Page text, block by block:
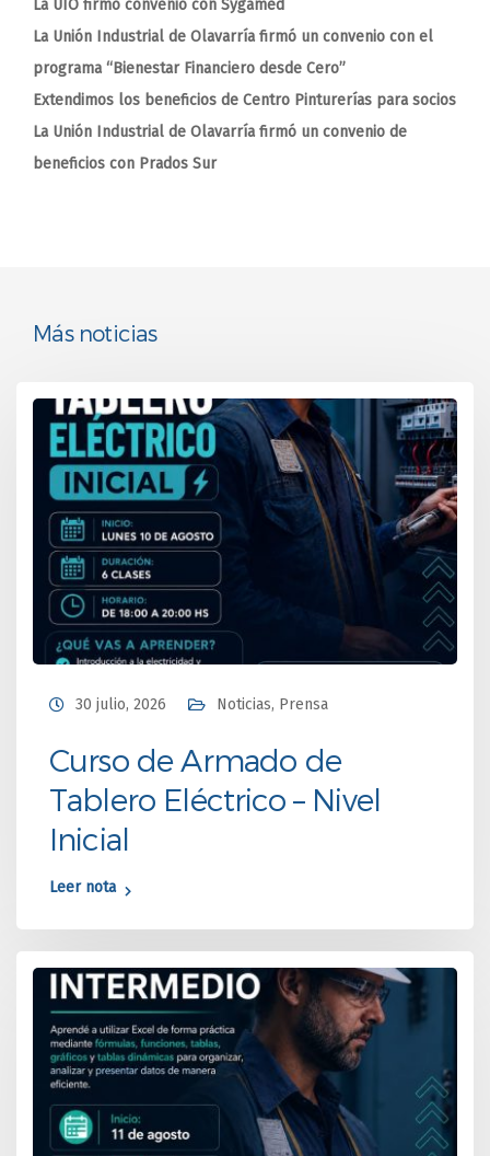
La UIO firmo convenio con Sygamed
La Unión Industrial de Olavarría firmó un convenio con el
programa “Bienestar Financiero desde Cero”
Extendimos los beneficios de Centro Pinturerías para socios
La Unión Industrial de Olavarría firmó un convenio de
beneficios con Prados Sur
Más noticias
30 julio, 2026 Noticias, Prensa
Curso de Armado de
Tablero Eléctrico – Nivel
Inicial
Leer nota